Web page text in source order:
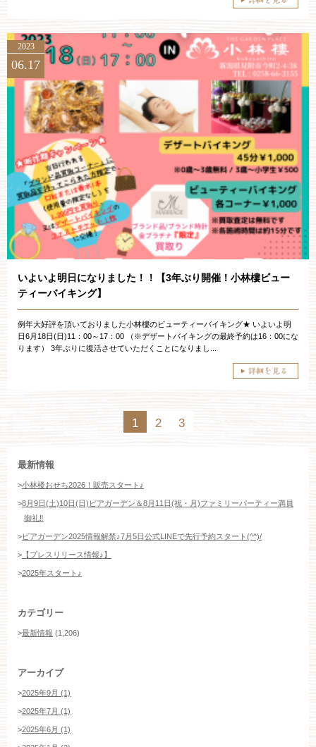
2023
06.17
いよいよ明日になりました！！【3年ぶり開催！小林樓ビュー
ティーバイキング】
例年大好評を頂いておりました小林樓のビューティーバイキング★ いよいよ明
日6月18日(日)11：00～17：00 （※デザートバイキングの最終予約は16：00にな
ります） 3年ぶりに復活させていただくことになりまし...
1 2 3
最新情報
>小林楼おせち2026！販売スタート♪
>8月9日(土)10日(日)ビアガーデン＆8月11日(祝・月)ファミリーパーティー満員
御礼‼️
>ビアガーデン2025情報解禁♪7月5日公式LINEで先行予約スタート(^^)/
> 【プレスリリース情報♪】
>2025年スタート♪
カテゴリー
>最新情報 (1,206)
アーカイブ
>2025年9月 (1)
>2025年7月 (1)
>2025年6月 (1)